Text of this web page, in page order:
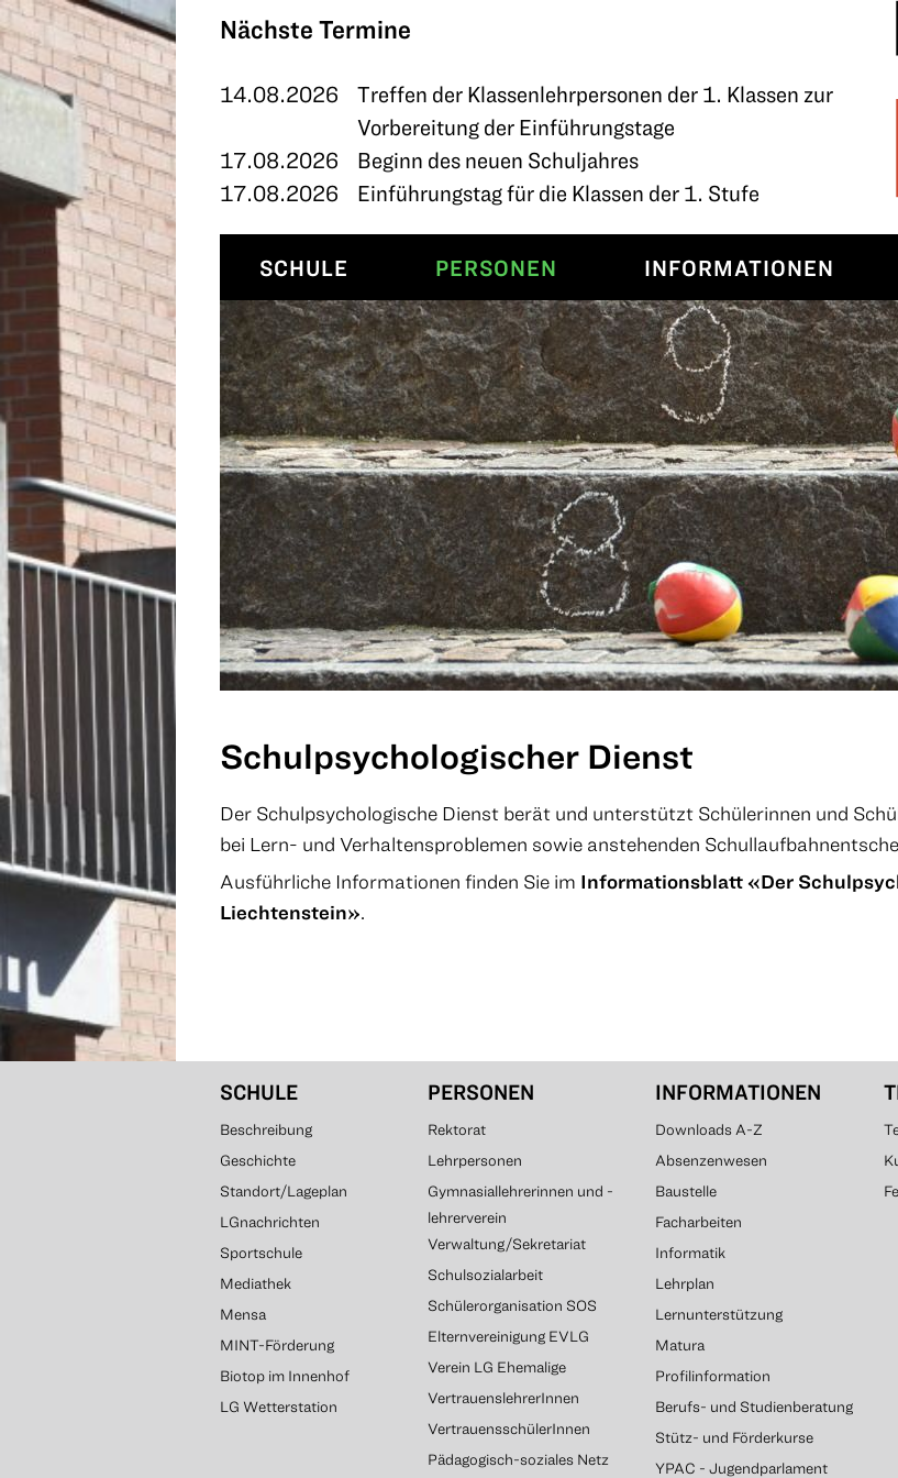
Nächste Termine
14.08.2026
Treffen der Klassenlehrpersonen der 1. Klassen zur
Vorbereitung der Einführungstage
17.08.2026
Beginn des neuen Schuljahres
17.08.2026
Einführungstag für die Klassen der 1. Stufe
SCHULE PERSONEN INFORMATIONEN
KONTAKT
Schulpsychologischer Dienst
Der Schulpsychologische Dienst berät und unterstützt Schülerinnen und
bei Lern- und Verhaltensproblemen sowie anstehenden
Ausführliche Informationen finden Sie im Informationsblatt «Der
Liechtenstein».
SCHULE
Beschreibung
Geschichte
Standort/Lageplan
LGnachrichten
Sportschule
Mediathek
Mensa
MINT-Förderung
Biotop im Innenhof
LG Wetterstation
PERSONEN
Rektorat
Lehrpersonen
Gymnasiallehrerinnen und -
lehrerverein
Verwaltung/Sekretariat
Schulsozialarbeit
Schülerorganisation SOS
Elternvereinigung EVLG
Verein LG Ehemalige
VertrauenslehrerInnen
VertrauensschülerInnen
Pädagogisch-soziales Netz
INFORMATIONEN
Downloads A-Z
Absenzenwesen
Baustelle
Facharbeiten
Informatik
Lehrplan
Lernunterstützung
Matura
Profilinformation
Berufs- und Studienberatung
Stütz- und Förderkurse
YPAC - Jugendparlament